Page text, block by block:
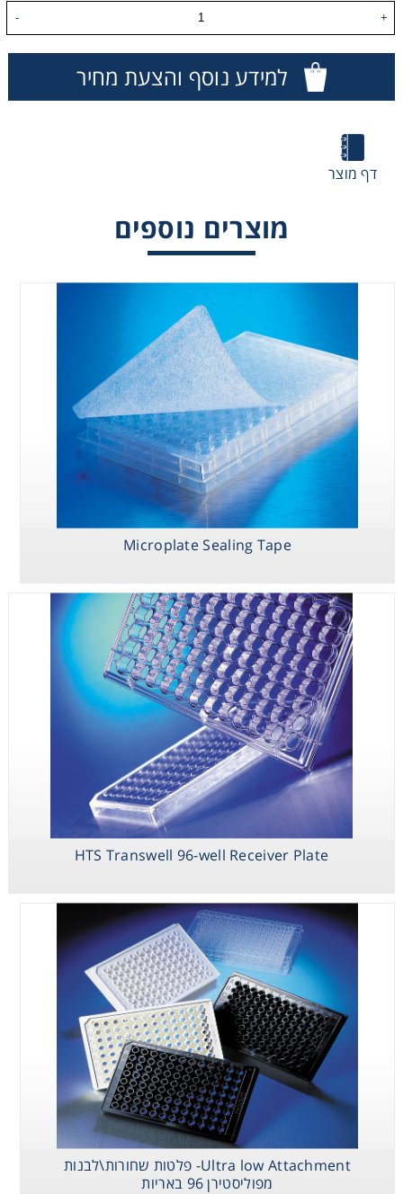
+
-
למידע נוסף והצעת מחיר
דף מוצר
מוצרים נוספים
Microplate Sealing Tape
HTS Transwell 96-well Receiver Plate
Ultra low Attachment- פלטות שחורות\לבנות
מפוליסטירן 96 באריות
HTS Transwell
96-well Receiver
Plate
NBS - פלטות
שחורות\לבנות
מפוליסטירן 96
באריות
Plasticware
Reagents & Kits
Consumables
Safety